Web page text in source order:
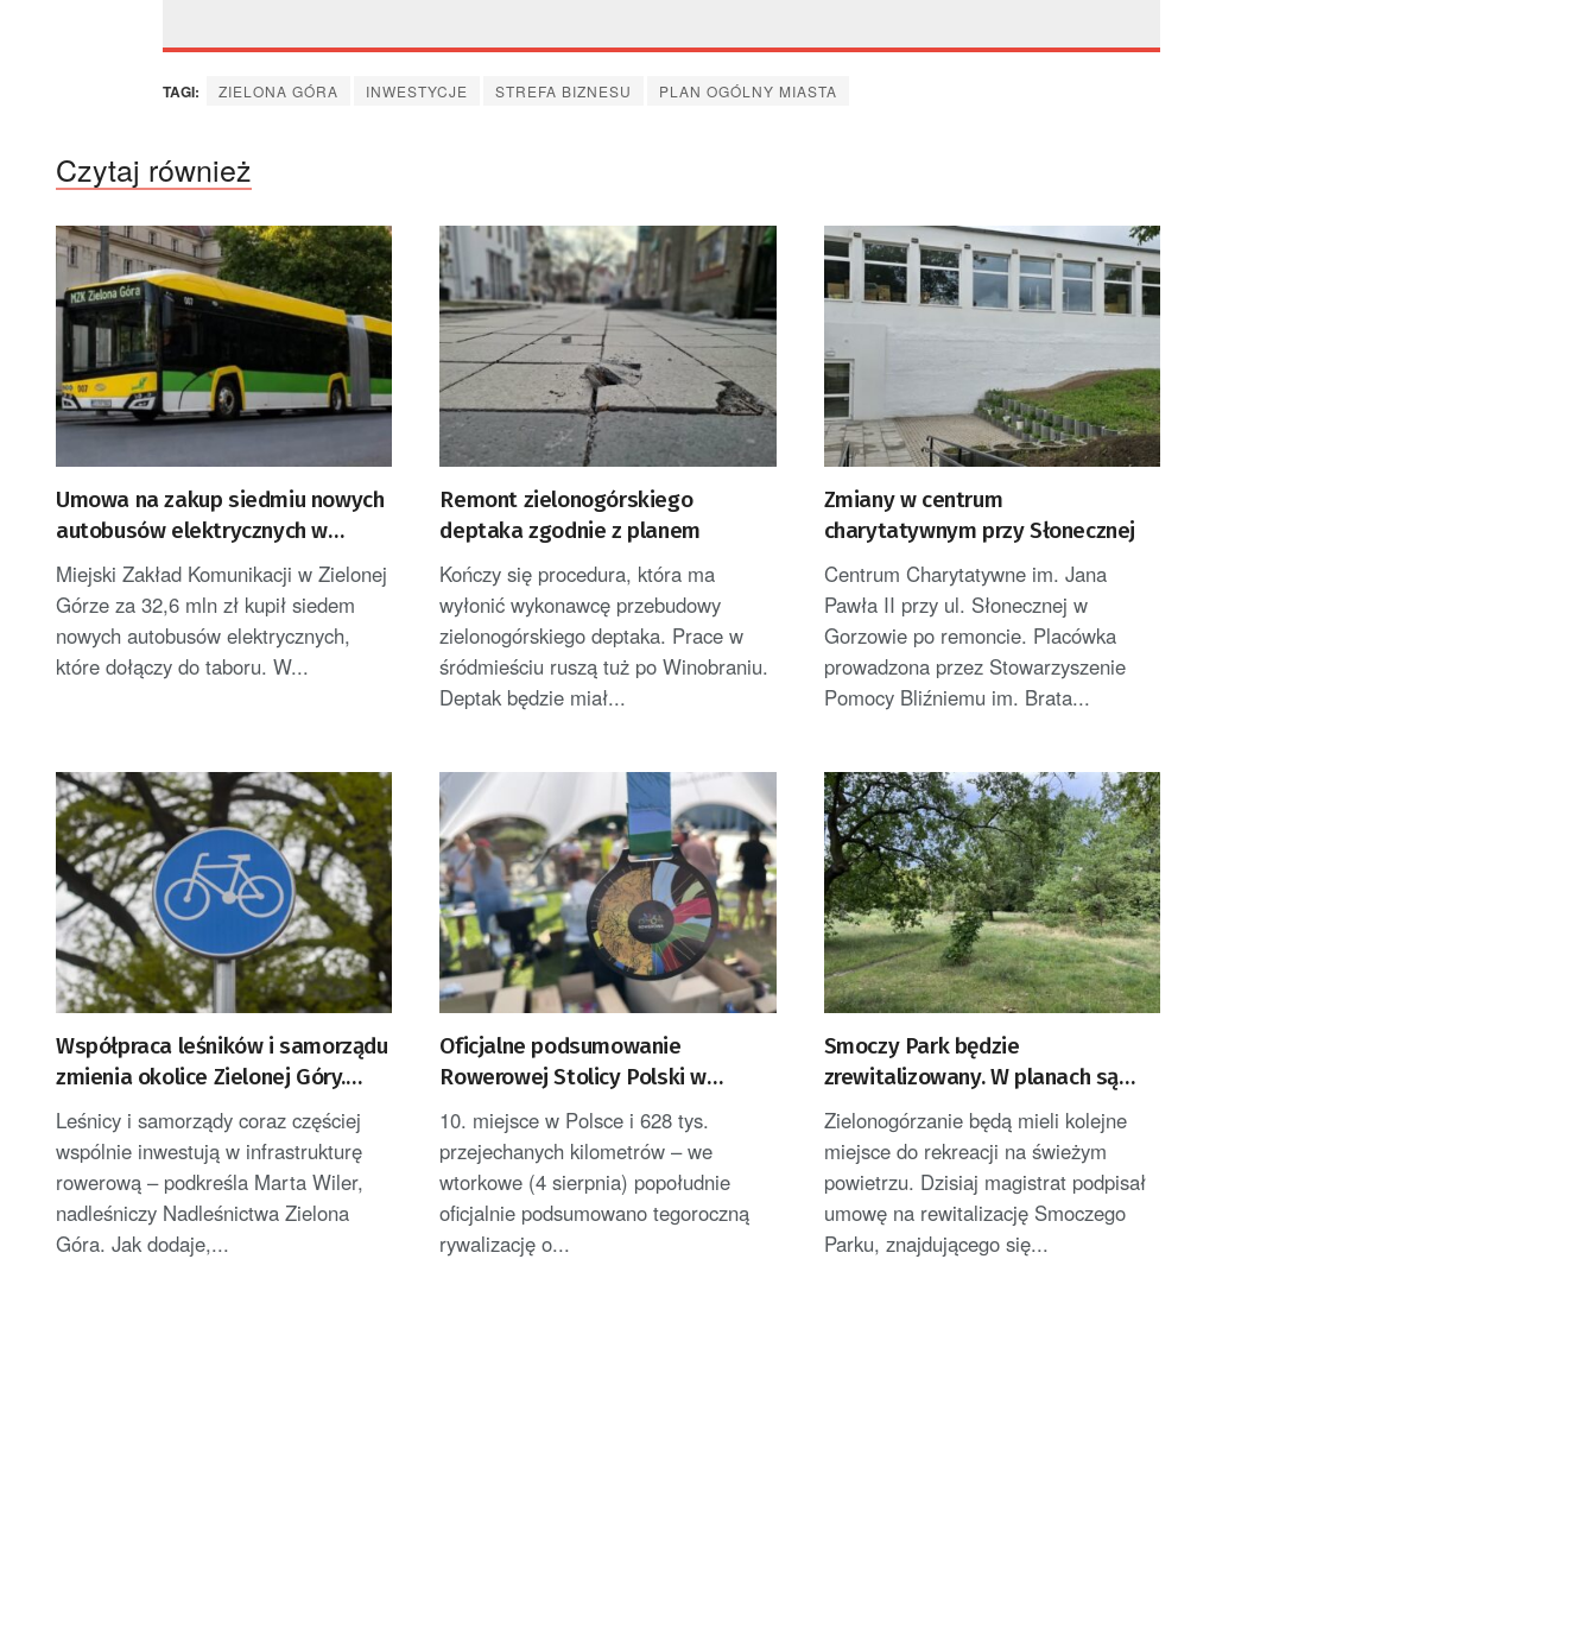
TAGI: ZIELONA GÓRA INWESTYCJE STREFA BIZNESU PLAN OGÓLNY MIASTA
Czytaj również
Umowa na zakup siedmiu nowych
autobusów elektrycznych w
Zielonej Górze
Miejski Zakład Komunikacji w Zielonej
Górze za 32,6 mln zł kupił siedem
nowych autobusów elektrycznych,
które dołączy do taboru. W...
Remont zielonogórskiego
deptaka zgodnie z planem
Kończy się procedura, która ma
wyłonić wykonawcę przebudowy
zielonogórskiego deptaka. Prace w
śródmieściu ruszą tuż po Winobraniu.
Deptak będzie miał...
Zmiany w centrum
charytatywnym przy Słonecznej
Centrum Charytatywne im. Jana
Pawła II przy ul. Słonecznej w
Gorzowie po remoncie. Placówka
prowadzona przez Stowarzyszenie
Pomocy Bliźniemu im. Brata...
Współpraca leśników i samorządu
zmienia okolice Zielonej Góry.
Powstają nowe ścieżki rowerowe
Leśnicy i samorządy coraz częściej
wspólnie inwestują w infrastrukturę
rowerową – podkreśla Marta Wiler,
nadleśniczy Nadleśnictwa Zielona
Góra. Jak dodaje,...
Oficjalne podsumowanie
Rowerowej Stolicy Polski w
Zielonej Górze
10. miejsce w Polsce i 628 tys.
przejechanych kilometrów – we
wtorkowe (4 sierpnia) popołudnie
oficjalnie podsumowano tegoroczną
rywalizację o...
Smoczy Park będzie
zrewitalizowany. W planach są
nowe atrakcje
Zielonogórzanie będą mieli kolejne
miejsce do rekreacji na świeżym
powietrzu. Dzisiaj magistrat podpisał
umowę na rewitalizację Smoczego
Parku, znajdującego się...